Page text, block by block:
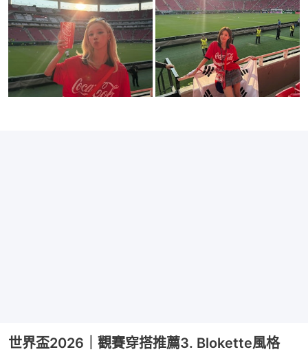
世界盃2026｜觀賽穿搭推薦3. Blokette風格